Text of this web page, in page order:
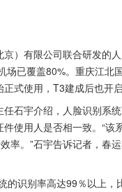
）有限公司联合研发的
已覆盖80%。重庆江北
式使用，T3建成后也开
石宇介绍，人脸识别系
使用人是否相一致。“该
率。”石宇告诉记者，春
的识别率高达99％以上